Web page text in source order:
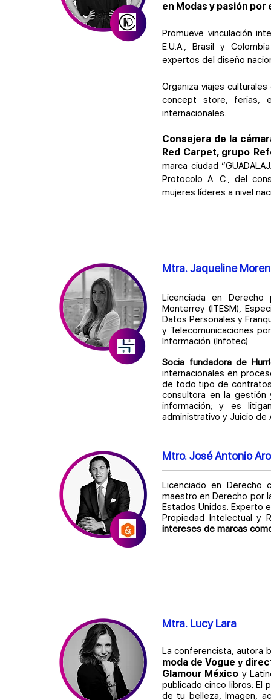
en Modas y pasión por
Promueve vinculación
E.U.A., Brasil y
expertos del diseño
Organiza viajes
concept store, ferias,
internacionales.
Consejera de la
Red Carpet, grupo
marca ciudad
Protocolo A. C., del
mujeres líderes a nivel
Mtra. Jaqueline
Licenciada en
Monterrey (ITESM),
Datos Personales y
y Telecomunicaciones
Información (Infotec).
Socia fundadora de
internacionales en
de todo tipo de
consultora en la gestión
información; y es
administrativo y Juicio de
Mtro. José Antonio
Licenciado en Derecho
maestro en Derecho por
Estados Unidos. Experto
Propiedad Intelectual y
intereses de marcas
Mtra. Lucy Lara
La conferencista, autora
moda de Vogue y
Glamour México y
publicado cinco libros: El
de tu belleza, Imagen,